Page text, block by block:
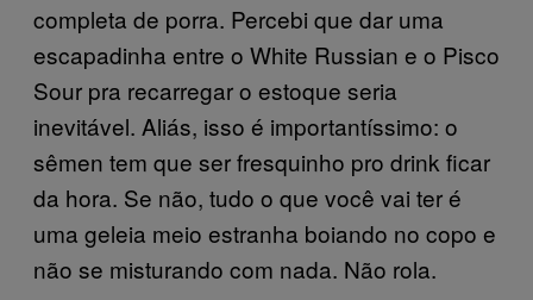
completa de porra. Percebi que dar uma
escapadinha entre o White Russian e o Pisco
Sour pra recarregar o estoque seria
inevitável. Aliás, isso é importantíssimo: o
sêmen tem que ser fresquinho pro drink ficar
da hora. Se não, tudo o que você vai ter é
uma geleia meio estranha boiando no copo e
não se misturando com nada. Não rola.